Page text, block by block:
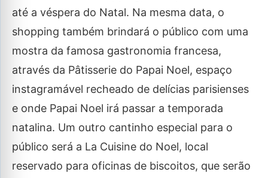
até a véspera do Natal. Na mesma data, o
shopping também brindará o público com uma
mostra da famosa gastronomia francesa,
através da Pâtisserie do Papai Noel, espaço
instagramável recheado de delícias parisienses
e onde Papai Noel irá passar a temporada
natalina. Um outro cantinho especial para o
público será a La Cuisine do Noel, local
reservado para oficinas de biscoitos, que serão